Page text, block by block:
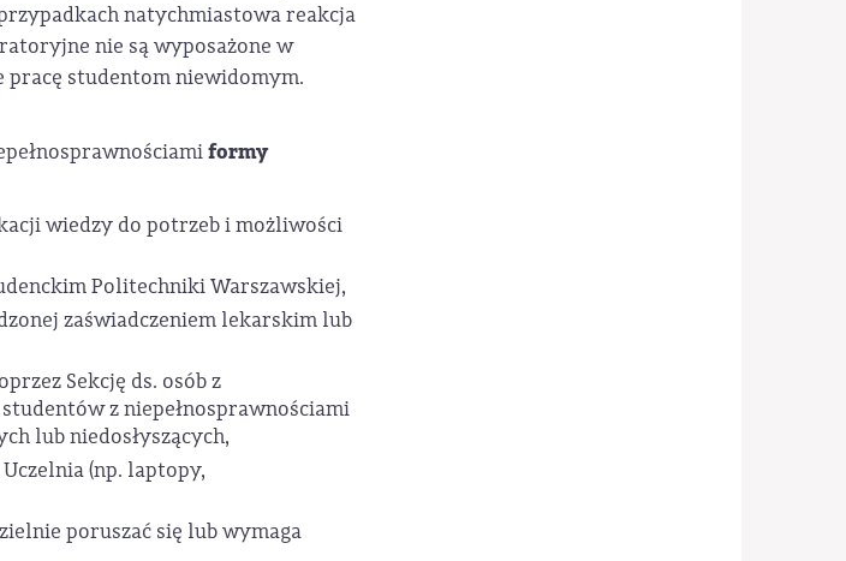
natychmiastowa reakcja
nie są wyposażone w
studentom niewidomym.
formy
wiedzy do potrzeb i możliwości
Politechniki Warszawskiej,
zaświadczeniem lekarskim lub
Sekcję ds. osób z
z niepełnosprawnościami
lub niedosłyszących,
(np. laptopy,
poruszać się lub wymaga